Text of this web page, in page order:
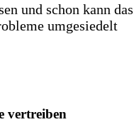
und schon kann das
umgesiedelt
vertreiben